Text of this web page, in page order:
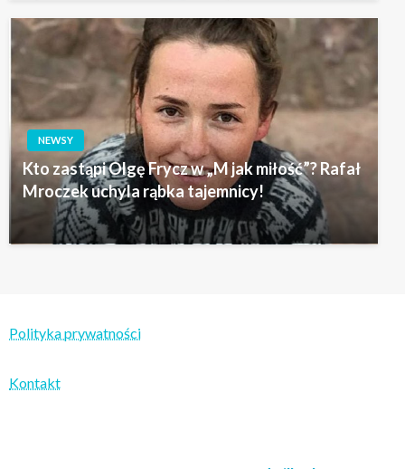
NEWSY
Kto zastąpi Olgę Frycz w „M jak miłość”? Rafał
Mroczek uchyla rąbka tajemnicy!
Polityka prywatności
Kontakt